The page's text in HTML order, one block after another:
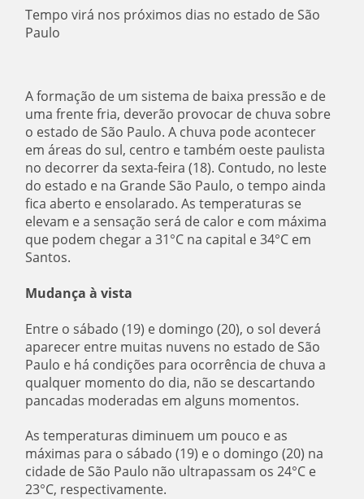
Tempo virá nos próximos dias no estado de São
Paulo
A formação de um sistema de baixa pressão e de
uma frente fria, deverão provocar de chuva sobre
o estado de São Paulo. A chuva pode acontecer
em áreas do sul, centro e também oeste paulista
no decorrer da sexta-feira (18). Contudo, no leste
do estado e na Grande São Paulo, o tempo ainda
fica aberto e ensolarado. As temperaturas se
elevam e a sensação será de calor e com máxima
que podem chegar a 31°C na capital e 34°C em
Santos.
Mudança à vista
Entre o sábado (19) e domingo (20), o sol deverá
aparecer entre muitas nuvens no estado de São
Paulo e há condições para ocorrência de chuva a
qualquer momento do dia, não se descartando
pancadas moderadas em alguns momentos.
As temperaturas diminuem um pouco e as
máximas para o sábado (19) e o domingo (20) na
cidade de São Paulo não ultrapassam os 24°C e
23°C, respectivamente.